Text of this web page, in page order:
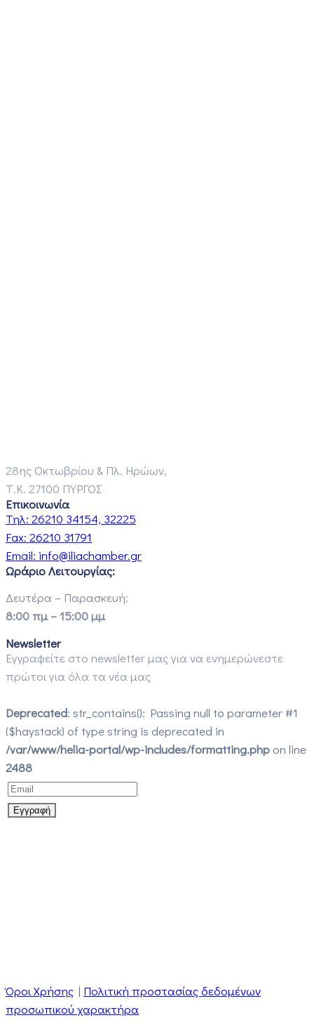
28ης Οκτωβρίου & Πλ. Ηρώων,
Τ.Κ. 27100 ΠΥΡΓΟΣ
Επικοινωνία
Τηλ: 26210 34154, 32225
Fax: 26210 31791
Email: info@iliachamber.gr
Ωράριο Λειτουργίας:
Δευτέρα – Παρασκευή:
8:00 πμ – 15:00 μμ
Newsletter
Εγγραφείτε στο newsletter μας για να ενημερώνεστε
πρώτοι για όλα τα νέα μας
Deprecated: str_contains(): Passing null to parameter #1
($haystack) of type string is deprecated in
/var/www/helia-portal/wp-includes/formatting.php on line
2488
Όροι Χρήσης | Πολιτική προστασίας δεδομένων
προσωπικού χαρακτήρα